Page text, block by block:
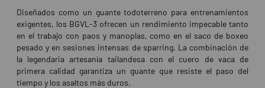
Diseñados como un guante todoterreno para entrenamientos
exigentes, los BGVL-3 ofrecen un rendimiento impecable tanto
en el trabajo con paos y manoplas, como en el saco de boxeo
pesado y en sesiones intensas de sparring. La combinación de
la legendaria artesanía tailandesa con el cuero de vaca de
primera calidad garantiza un guante que resiste el paso del
tiempo y los asaltos más duros.